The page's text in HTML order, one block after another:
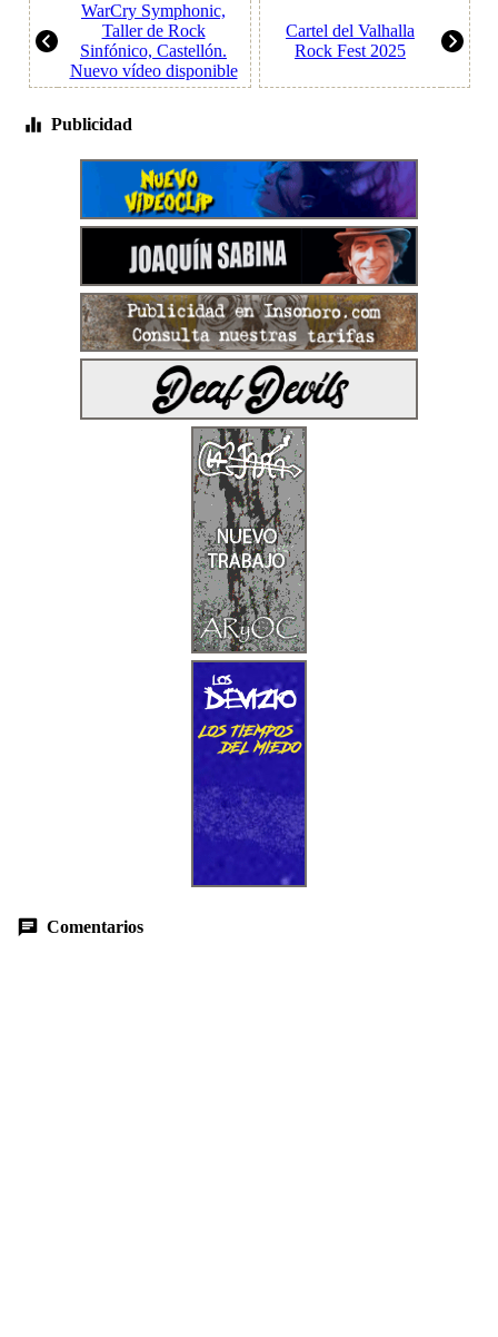
WarCry Symphonic,
Taller de Rock
Sinfónico, Castellón.
Nuevo vídeo disponible
Cartel del Valhalla
Rock Fest 2025
Publicidad
Comentarios